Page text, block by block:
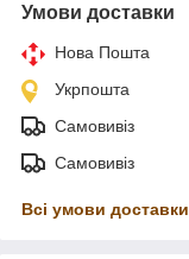
Умови доставки
Нова Пошта
Укрпошта
Самовивіз
Самовивіз
Всі умови доставки